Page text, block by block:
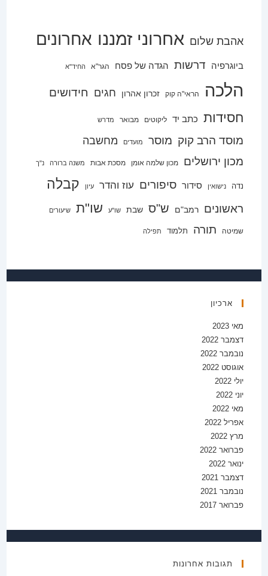
אהבת שלום אחרוני זמננו אחרונים
ביוגרפיה דרשות הגדה של פסח הגר"א החיד"א
הלכה הראי"ה קוק זכרון אהרון חגים חידושים
חסידות כתב יד ליקוטים מבואר מדרש
מוסד הרב קוק מוסר מועדים מחשבה
מכון ירושלים מכון שלמה אומן מסכת אבות משנה ברורה נ"ך
נדה נישואין סידור סיפורים עוז והדר עיון קבלה
ראשונים רמב"ם ש"ס שבת שו"ע שו"ת שיעורים
שמיטה תורה תלמוד תפילה
ארכיון
מאי 2023
דצמבר 2022
נובמבר 2022
אוגוסט 2022
יולי 2022
יוני 2022
מאי 2022
אפריל 2022
מרץ 2022
פברואר 2022
ינואר 2022
דצמבר 2021
נובמבר 2021
פברואר 2017
תגובות אחרונות